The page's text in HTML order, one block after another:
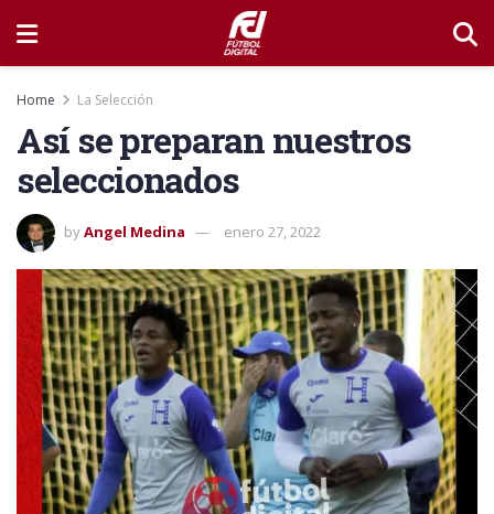
Home La Selección
Así se preparan nuestros
seleccionados
byAngel Medina enero 27, 2022